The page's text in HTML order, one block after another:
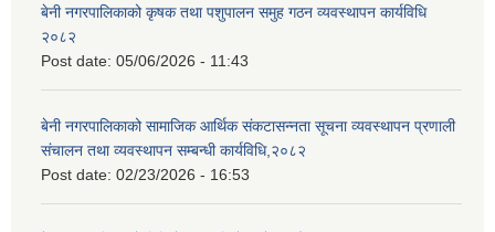
बेनी नगरपालिकाको कृषक तथा पशुपालन समुह गठन व्यवस्थापन कार्यविधि
२०८२
Post date: 05/06/2026 - 11:43
बेनी नगरपालिकाको सामाजिक आर्थिक संकटासन्नता सूचना व्यवस्थापन प्रणाली
संचालन तथा व्यवस्थापन सम्बन्धी कार्यविधि,२०८२
Post date: 02/23/2026 - 16:53